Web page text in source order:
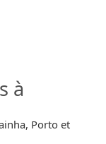
à
Porto et